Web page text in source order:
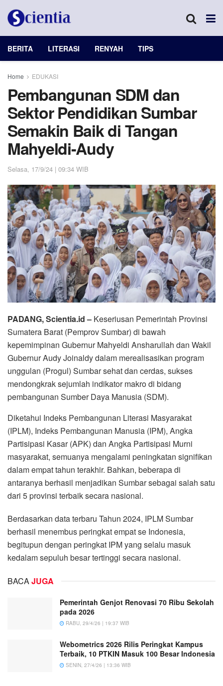
BERITA LITERASI RENYAH TIPS
Home EDUKASI
Pembangunan SDM dan
Sektor Pendidikan Sumbar
Semakin Baik di Tangan
Mahyeldi-Audy
Selasa, 17/9/24 | 09:34 WIB
PADANG, Scientia.id – Keseriusan Pemerintah Provinsi
Sumatera Barat (Pemprov Sumbar) di bawah
kepemimpinan Gubernur Mahyeldi Ansharullah dan Wakil
Gubernur Audy Joinaldy dalam merealisasikan program
unggulan (Progul) Sumbar sehat dan cerdas, sukses
mendongkrak sejumlah indikator makro di bidang
pembangunan Sumber Daya Manusia (SDM).
Diketahui Indeks Pembangunan Literasi Masyarakat
(IPLM), Indeks Pembangunan Manusia (IPM), Angka
Partisipasi Kasar (APK) dan Angka Partisipasi Murni
masyarakat, semuanya mengalami peningkatan signifikan
dalam empat tahun terakhir. Bahkan, beberapa di
antaranya berhasil menjadikan Sumbar sebagai salah satu
dari 5 provinsi terbaik secara nasional.
Berdasarkan data terbaru Tahun 2024, IPLM Sumbar
berhasil menembus peringkat empat se Indonesia,
begitupun dengan peringkat IPM yang selalu masuk
kedalam sepuluh besar tertinggi secara nasional.
BACAJUGA
Pemerintah Genjot Renovasi 70 Ribu Sekolah
pada 2026
RABU, 29/4/26 | 19:37 WIB
Webometrics 2026 Rilis Peringkat Kampus
Terbaik, 10 PTKIN Masuk 100 Besar Indonesia
SENIN, 27/4/26 | 13:36 WIB